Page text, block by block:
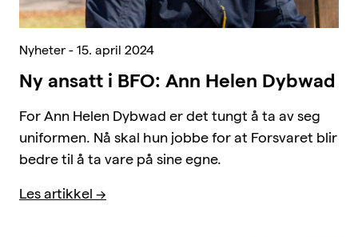
Nyheter - 15. april 2024
Ny ansatt i BFO: Ann Helen Dybwad
For Ann Helen Dybwad er det tungt å ta av seg
uniformen. Nå skal hun jobbe for at Forsvaret blir
bedre til å ta vare på sine egne.
Les artikkel